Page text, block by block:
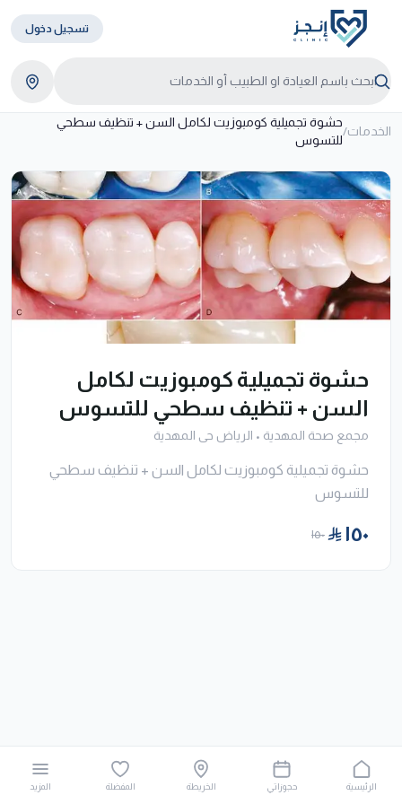
تسجيل دخول
الخدمات/
حشوة تجميلية كومبوزيت لكامل السن + تنظيف سطحي
للتسوس
حشوة تجميلية كومبوزيت لكامل
السن + تنظيف سطحي للتسوس
مجمع صحة المهدية • الرياض حى المهدية
حشوة تجميلية كومبوزيت لكامل السن + تنظيف سطحي
للتسوس
١٥٠ ١٥٠
الرئيسية حجوزاتي الخريطة المفضلة المزيد